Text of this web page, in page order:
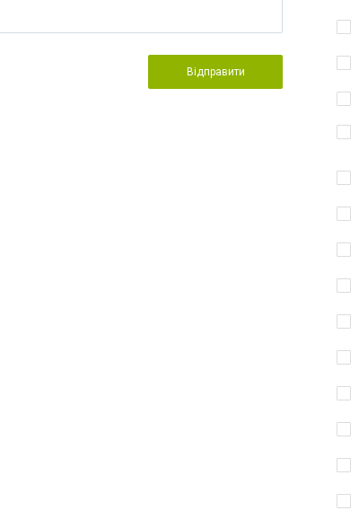
Відправити